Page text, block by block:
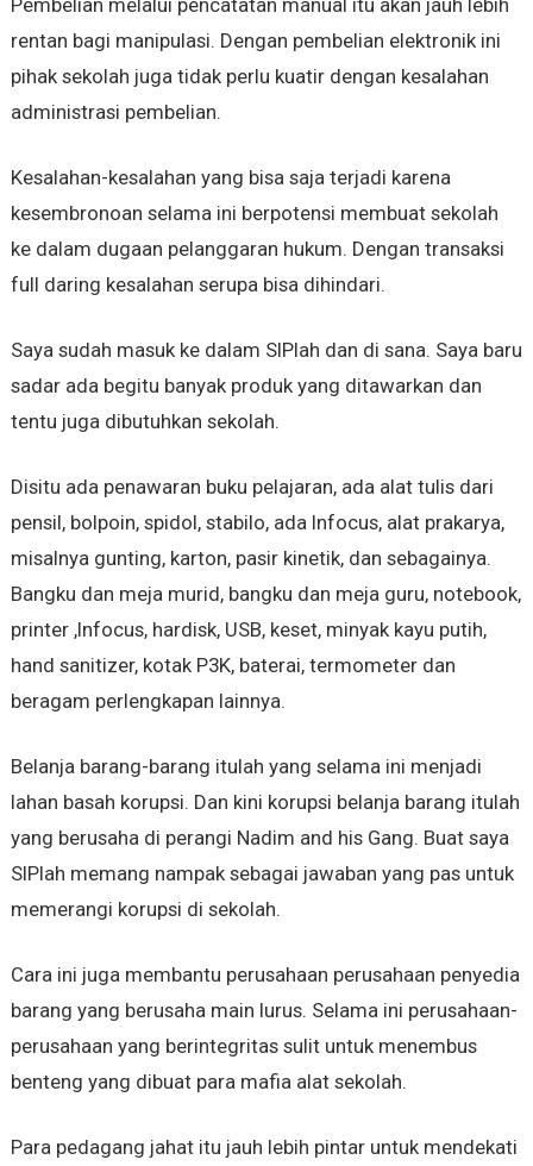
rentan bagi manipulasi. Dengan pembelian elektronik ini
pihak sekolah juga tidak perlu kuatir dengan kesalahan
administrasi pembelian.
Kesalahan-kesalahan yang bisa saja terjadi karena
kesembronoan selama ini berpotensi membuat sekolah
ke dalam dugaan pelanggaran hukum. Dengan transaksi
full daring kesalahan serupa bisa dihindari.
Saya sudah masuk ke dalam SIPlah dan di sana. Saya baru
sadar ada begitu banyak produk yang ditawarkan dan
tentu juga dibutuhkan sekolah.
Disitu ada penawaran buku pelajaran, ada alat tulis dari
pensil, bolpoin, spidol, stabilo, ada Infocus, alat prakarya,
misalnya gunting, karton, pasir kinetik, dan sebagainya.
Bangku dan meja murid, bangku dan meja guru, notebook,
printer ,Infocus, hardisk, USB, keset, minyak kayu putih,
hand sanitizer, kotak P3K, baterai, termometer dan
beragam perlengkapan lainnya.
Belanja barang-barang itulah yang selama ini menjadi
lahan basah korupsi. Dan kini korupsi belanja barang itulah
yang berusaha di perangi Nadim and his Gang. Buat saya
SIPlah memang nampak sebagai jawaban yang pas untuk
memerangi korupsi di sekolah.
Cara ini juga membantu perusahaan perusahaan penyedia
barang yang berusaha main lurus. Selama ini perusahaan-
perusahaan yang berintegritas sulit untuk menembus
benteng yang dibuat para mafia alat sekolah.
Para pedagang jahat itu jauh lebih pintar untuk mendekati